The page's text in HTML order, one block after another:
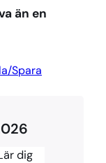
än en
Spara
dig